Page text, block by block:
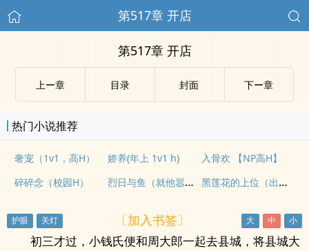
第517章 开店
第517章 开店
上ー章 目录 封面 下ー章
热门小说推荐
奢宠（1v1，高H） 娇养(年上 1v1 h)
入骨欢 【NP高H】
碎碎念（校园H）
烈日与鱼（就他嚣张吗） 黑莲花的上位（出轨np高h虐男）
〔加入书签〕
初三才过，小钱氏便和周大郎一起去县城，将县城大